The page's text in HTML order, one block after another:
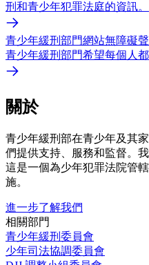
刑和青少年犯罪法庭的資訊。
青少年緩刑部門網站無障礙
青少年緩刑部門希望每個人
關於
青少年緩刑部在青少年及其
們提供支持、服務和監督。
這是一個為少年犯罪法院管
施。
進一步了解我們
相關部門
青少年緩刑委員會
少年司法協調委員會